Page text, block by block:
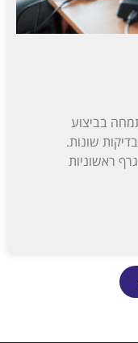
בביצוע
שונות.
ראשוניות